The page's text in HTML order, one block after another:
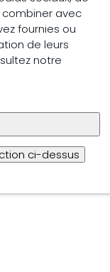
avec
fournies ou
de leurs
notre
ci-dessus
de
Trouw
en
en cas de